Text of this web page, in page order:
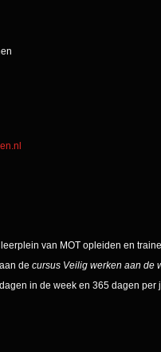
van MOT opleiden en
de cursus Veilig werken aan de
in de week en 365 dagen per